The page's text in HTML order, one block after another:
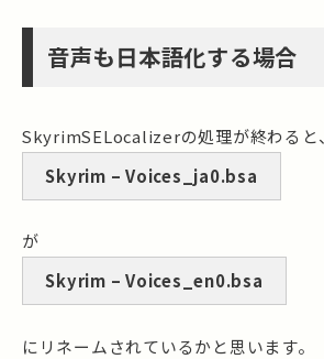
音声も日本語化する場合
SkyrimSELocalizerの処理が終わると、
Skyrim – Voices_ja0.bsa
が
Skyrim – Voices_en0.bsa
にリネームされているかと思います。